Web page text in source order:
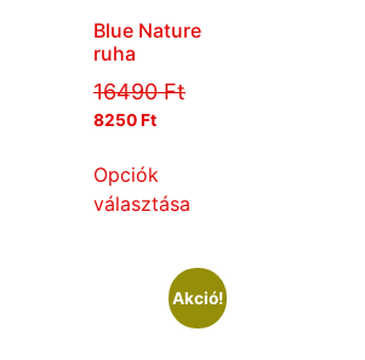
Blue Nature
ruha
16490Ft
8250Ft
Opciók
választása
Akció!